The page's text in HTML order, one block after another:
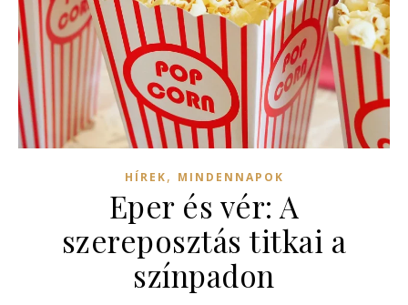
HÍREK, MINDENNAPOK
Eper és vér: A
szereposztás titkai a
színpadon